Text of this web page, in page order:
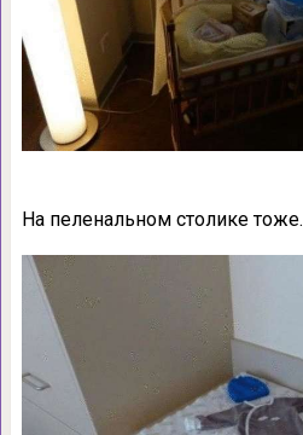
На пеленальном столике тоже.